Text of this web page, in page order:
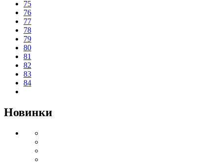
75
76
77
78
79
80
81
82
83
84
Новинки